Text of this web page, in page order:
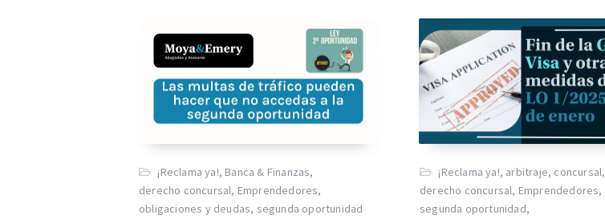
¡Reclama ya!, Banca & Finanzas,
derecho concursal, Emprendedores,
obligaciones y deudas, segunda oportunidad
¡Reclama ya!, arbitraje, concursal,
derecho concursal, Emprendedores,
segunda oportunidad,